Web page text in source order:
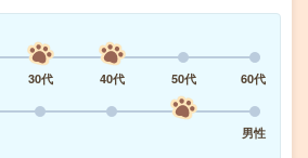
30代 40代 50代
60代
男性